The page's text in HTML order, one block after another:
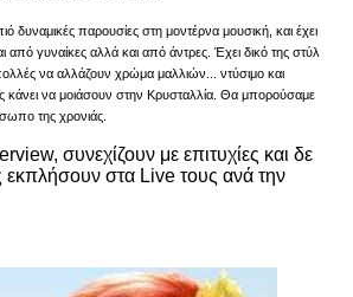
δυναμικές παρουσίες στη μοντέρνα μουσική, και έχει
από γυναίκες αλλά και από άντρες. Έχει δικό της στύλ
να αλλάζουν χρώμα μαλλιών... ντύσιμο και
κάνει να μοιάσουν στην Κρυσταλλία. Θα μπορούσαμε
της χρονιάς.
συνεχίζουν με επιτυχίες και δε
εκπλήσουν στα Live τους ανά την